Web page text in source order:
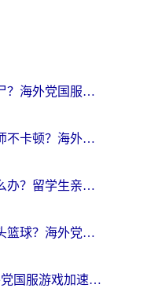
欧洲如何玩植物大战僵尸？海外党国服游戏加速避坑指南（附实测对比）
澳大利亚怎么玩节奏大师不卡顿？海外党国服游戏加速终极指南
国外打鸿图之下太卡怎么办？留学生亲测有效的国服游戏加速方案
日本用什么加速器玩街头篮球？海外党国服游戏不卡顿的终极攻略
外国人打刀塔2吗？海外党国服游戏加速避坑全攻略